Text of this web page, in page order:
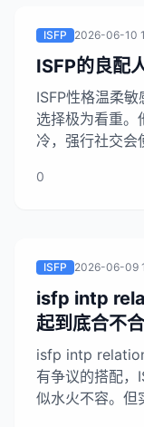
ISFP 2026-06-10
ISFP的良配
ISFP性格温柔
选择极为看重。
冷，强行社交会
自己，在发呆、
0
ISFP 2026-06-09
isfp intp
起到底合不
isfp intp
有争议的搭配，
似水火不容。但